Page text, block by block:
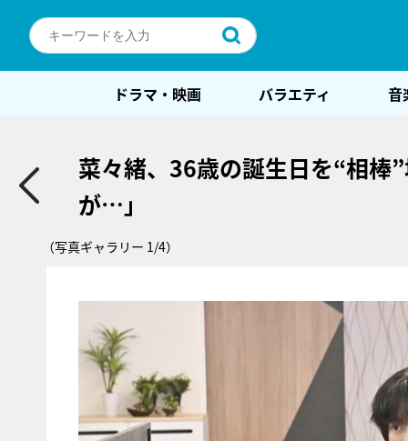
ドラマ・映画 バラエティ 音
菜々緒、36歳の誕生日を“相棒
が…」
（写真ギャラリー 1/4）